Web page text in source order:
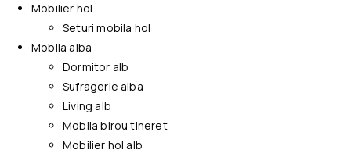
Mobilier hol
Seturi mobila hol
Mobila alba
Dormitor alb
Sufragerie alba
Living alb
Mobila birou tineret
Mobilier hol alb